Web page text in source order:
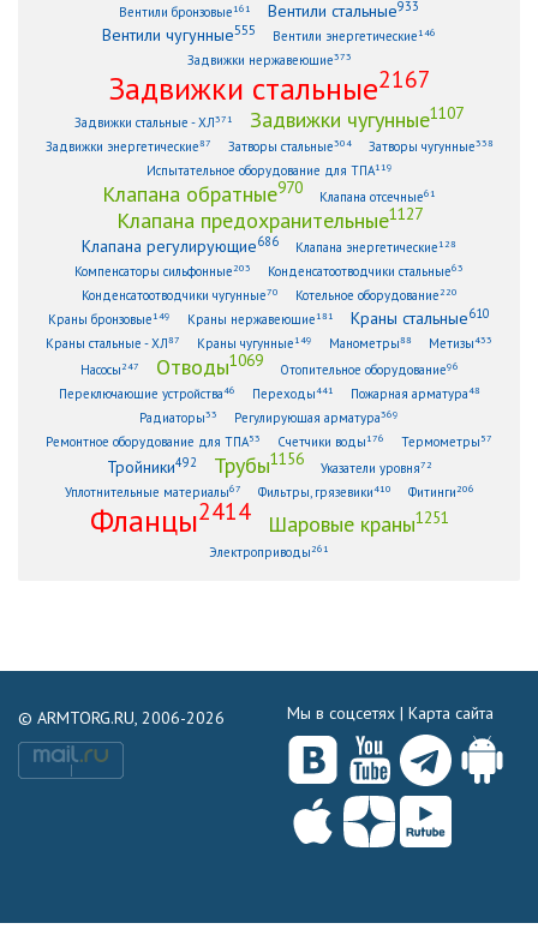
Вентили бронзовые161 Вентили стальные933
Вентили чугунные555 Вентили энергетические146
Задвижки нержавеющие373
Задвижки стальные2167
Задвижки стальные - ХЛ371 Задвижки чугунные1107
Задвижки энергетические87 Затворы стальные304 Затворы чугунные338
Испытательное оборудование для ТПА119
Клапана обратные970 Клапана отсечные61
Клапана предохранительные1127
Клапана регулирующие686 Клапана энергетические128
Компенсаторы сильфонные 203 Конденсатоотводчики стальные63
Конденсатоотводчики чугунные70 Котельное оборудование 220
Краны бронзовые149 Краны нержавеющие181 Краны стальные610
Краны стальные - ХЛ87 Краны чугунные149 Манометры88 Метизы433
Насосы 247 Отводы1069 Отопительное оборудование96
Переключающие устройства46 Переходы441 Пожарная арматура48
Радиаторы33 Регулирующая арматура369
Ремонтное оборудование для ТПА53 Счетчики воды176 Термометры 57
Тройники492 Трубы1156 Указатели уровня72
Уплотнительные материалы67 Фильтры, грязевики410 Фитинги 206
Фланцы2414 Шаровые краны1251
Электроприводы 261
© ARMTORG.RU, 2006-2026 Мы в соцсетях | Карта сайта